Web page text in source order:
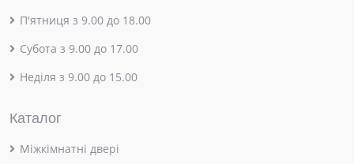
П'ятниця з 9.00 до 18.00
Субота з 9.00 до 17.00
Неділя з 9.00 до 15.00
Каталог
Міжкімнатні двері